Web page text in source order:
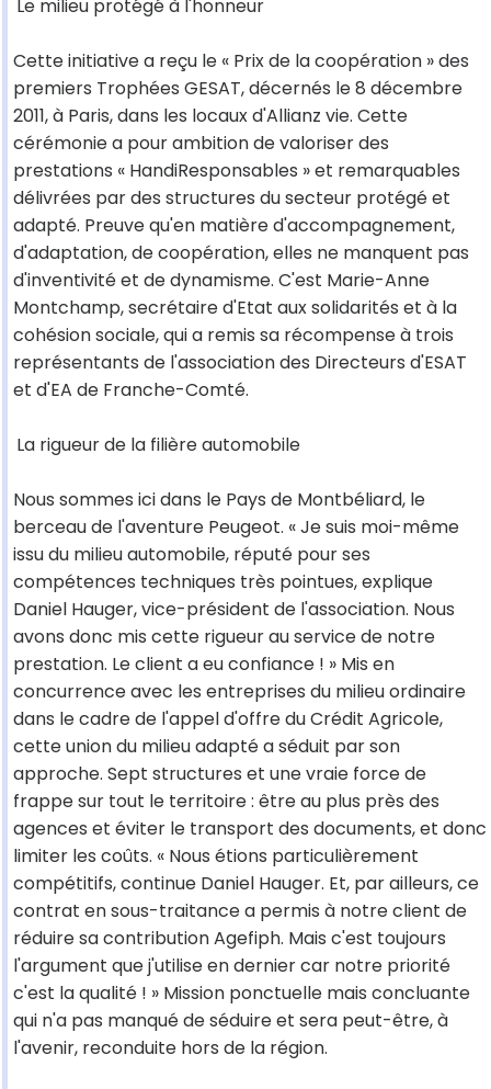
Le milieu protégé à l'honneur
Cette initiative a reçu le « Prix de la coopération » des
premiers Trophées GESAT, décernés le 8 décembre
2011, à Paris, dans les locaux d'Allianz vie. Cette
cérémonie a pour ambition de valoriser des
prestations « HandiResponsables » et remarquables
délivrées par des structures du secteur protégé et
adapté. Preuve qu'en matière d'accompagnement,
d'adaptation, de coopération, elles ne manquent pas
d'inventivité et de dynamisme. C'est Marie-Anne
Montchamp, secrétaire d'Etat aux solidarités et à la
cohésion sociale, qui a remis sa récompense à trois
représentants de l'association des Directeurs d'ESAT
et d'EA de Franche-Comté.
La rigueur de la filière automobile
Nous sommes ici dans le Pays de Montbéliard, le
berceau de l'aventure Peugeot. « Je suis moi-même
issu du milieu automobile, réputé pour ses
compétences techniques très pointues, explique
Daniel Hauger, vice-président de l'association. Nous
avons donc mis cette rigueur au service de notre
prestation. Le client a eu confiance ! » Mis en
concurrence avec les entreprises du milieu ordinaire
dans le cadre de l'appel d'offre du Crédit Agricole,
cette union du milieu adapté a séduit par son
approche. Sept structures et une vraie force de
frappe sur tout le territoire : être au plus près des
agences et éviter le transport des documents, et donc
limiter les coûts. « Nous étions particulièrement
compétitifs, continue Daniel Hauger. Et, par ailleurs, ce
contrat en sous-traitance a permis à notre client de
réduire sa contribution Agefiph. Mais c'est toujours
l'argument que j'utilise en dernier car notre priorité
c'est la qualité ! » Mission ponctuelle mais concluante
qui n'a pas manqué de séduire et sera peut-être, à
l'avenir, reconduite hors de la région.